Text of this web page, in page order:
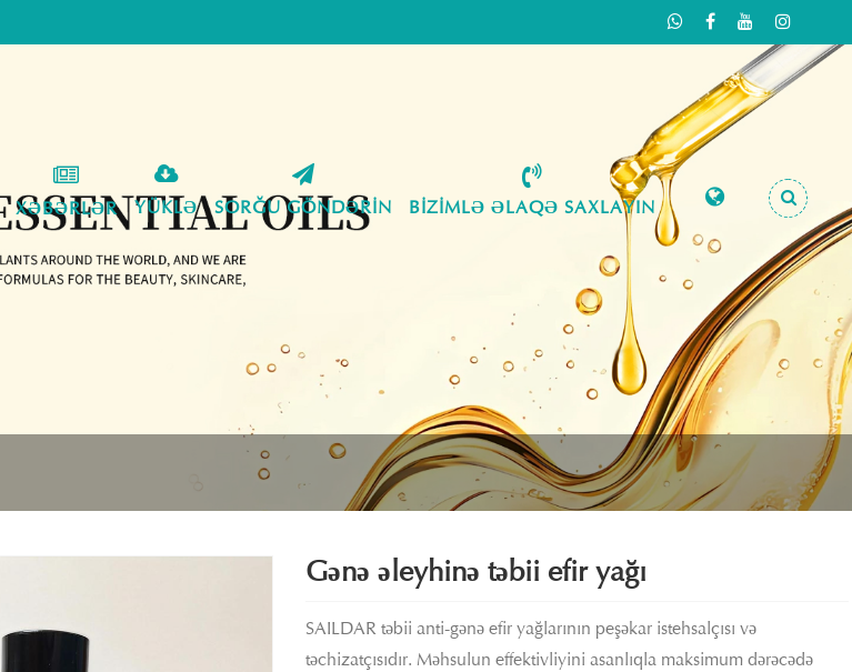
XƏBƏRLƏR YÜKLƏ SORĞU GÖNDƏRIN BIZIMLƏ ƏLAQƏ SAXLAYIN
Gənə əleyhinə təbii efir yağı
SAILDAR təbii anti-gənə efir yağlarının peşəkar istehsalçısı və
təchizatçısıdır. Məhsulun effektivliyini asanlıqla maksimum dərəcədə